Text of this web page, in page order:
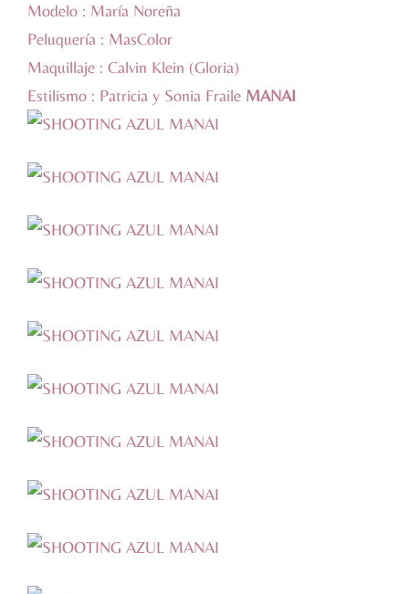
Modelo : María Noreña
Peluquería : MasColor
Maquillaje : Calvin Klein (Gloria)
Estilismo : Patricia y Sonia Fraile MANAI